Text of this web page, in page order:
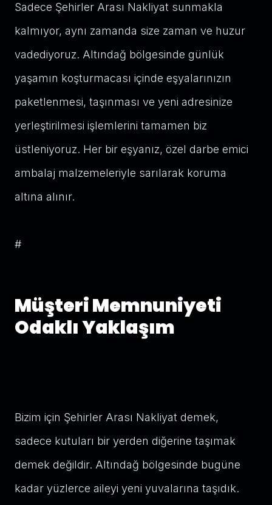
Sadece Şehirler Arası Nakliyat sunmakla
kalmıyor, aynı zamanda size zaman ve huzur
vadediyoruz. Altındağ bölgesinde günlük
yaşamın koşturmacası içinde eşyalarınızın
paketlenmesi, taşınması ve yeni adresinize
yerleştirilmesi işlemlerini tamamen biz
üstleniyoruz. Her bir eşyanız, özel darbe emici
ambalaj malzemeleriyle sarılarak koruma
altına alınır.
#
Müşteri Memnuniyeti
Odaklı Yaklaşım
Bizim için Şehirler Arası Nakliyat demek,
sadece kutuları bir yerden diğerine taşımak
demek değildir. Altındağ bölgesinde bugüne
kadar yüzlerce aileyi yeni yuvalarına taşıdık.